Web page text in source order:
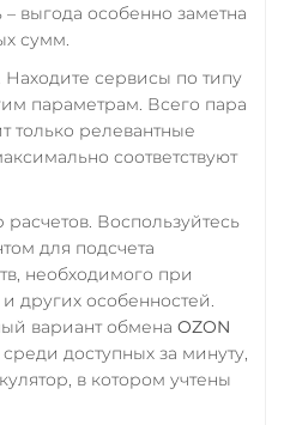
выгода особенно заметна
сумм.
сервисы по типу
параметрам. Всего пара
только релевантные
соответствуют
Воспользуйтесь
для подсчета
необходимого при
других особенностей.
вариант обмена OZON
среди доступных за минуту,
в котором учтены